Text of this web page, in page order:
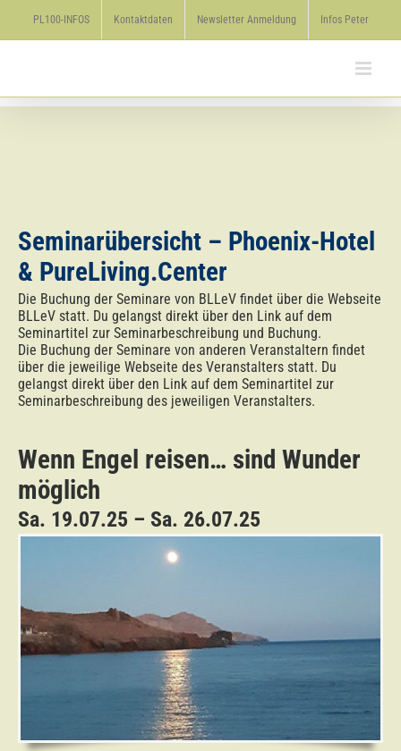
springen
PL100-INFOS Kontaktdaten Newsletter Anmeldung Infos Peter
Seminarübersicht – Phoenix-Hotel
& PureLiving.Center
Die Buchung der Seminare von BLLeV findet über die Webseite
BLLeV statt. Du gelangst direkt über den Link auf dem
Seminartitel zur Seminarbeschreibung und Buchung.
Die Buchung der Seminare von anderen Veranstaltern findet
über die jeweilige Webseite des Veranstalters statt. Du
gelangst direkt über den Link auf dem Seminartitel zur
Seminarbeschreibung des jeweiligen Veranstalters.
Wenn Engel reisen… sind Wunder
möglich
Sa. 19.07.25 – Sa. 26.07.25